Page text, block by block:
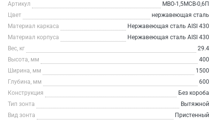
Артикул
МВО-1,5МСВ-0,6П
Цвет
нержавеющая сталь
Материал каркаса
Нержавеющая сталь AISI 430
Материал корпуса
Нержавеющая сталь AISI 430
Вес, кг
29.4
Высота, мм
400
Ширина, мм
1500
Глубина, мм
600
Конструкция
Без короба
Тип зонта
Вытяжной
Вид зонта
Пристенный